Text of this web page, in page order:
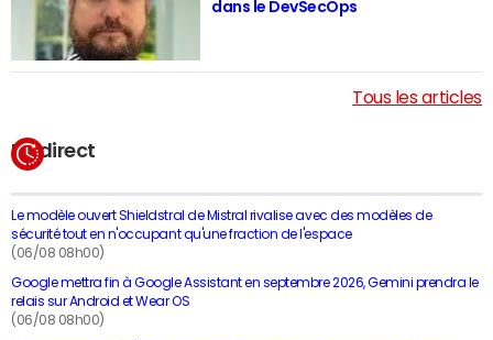
En direct
Le modèle ouvert Shieldstral de Mistral rivalise avec des modèles de
sécurité tout en n'occupant qu'une fraction de l'espace
(06/08 08h00)
Google mettra fin à Google Assistant en septembre 2026, Gemini prendra le
relais sur Android et Wear OS
(06/08 08h00)
dans le DevSecOps
Tous les articles